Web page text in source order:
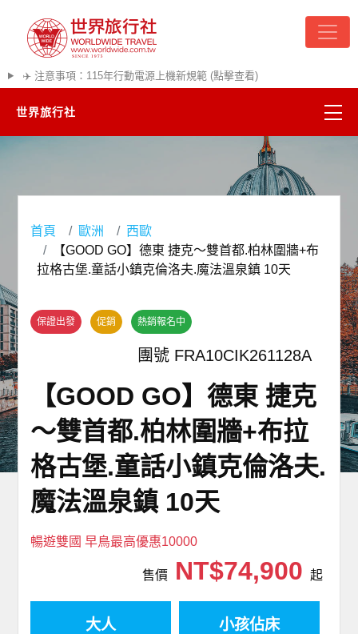
✈️ 注意事項：115年行動電源上機新規範 (點擊查看)
世界旅行社
熱門韓國
超夯日本
遊輪河輪
世界臻旅
中東非洲
歐洲之旅
頂尖世界
二人成行
首頁 歐洲
西歐
【GOOD GO】德東 捷克～雙首都.柏林圍牆+布
拉格古堡.童話小鎮克倫洛夫.魔法溫泉鎮 10天
保證出發 促銷 熱銷報名中
團號 FRA10CIK261128A
【GOOD GO】德東 捷克
～雙首都.柏林圍牆+布拉
格古堡.童話小鎮克倫洛夫.
魔法溫泉鎮 10天
暢遊雙國 早鳥最高優惠10000
售價NT$74,900 起
大人 小孩佔床